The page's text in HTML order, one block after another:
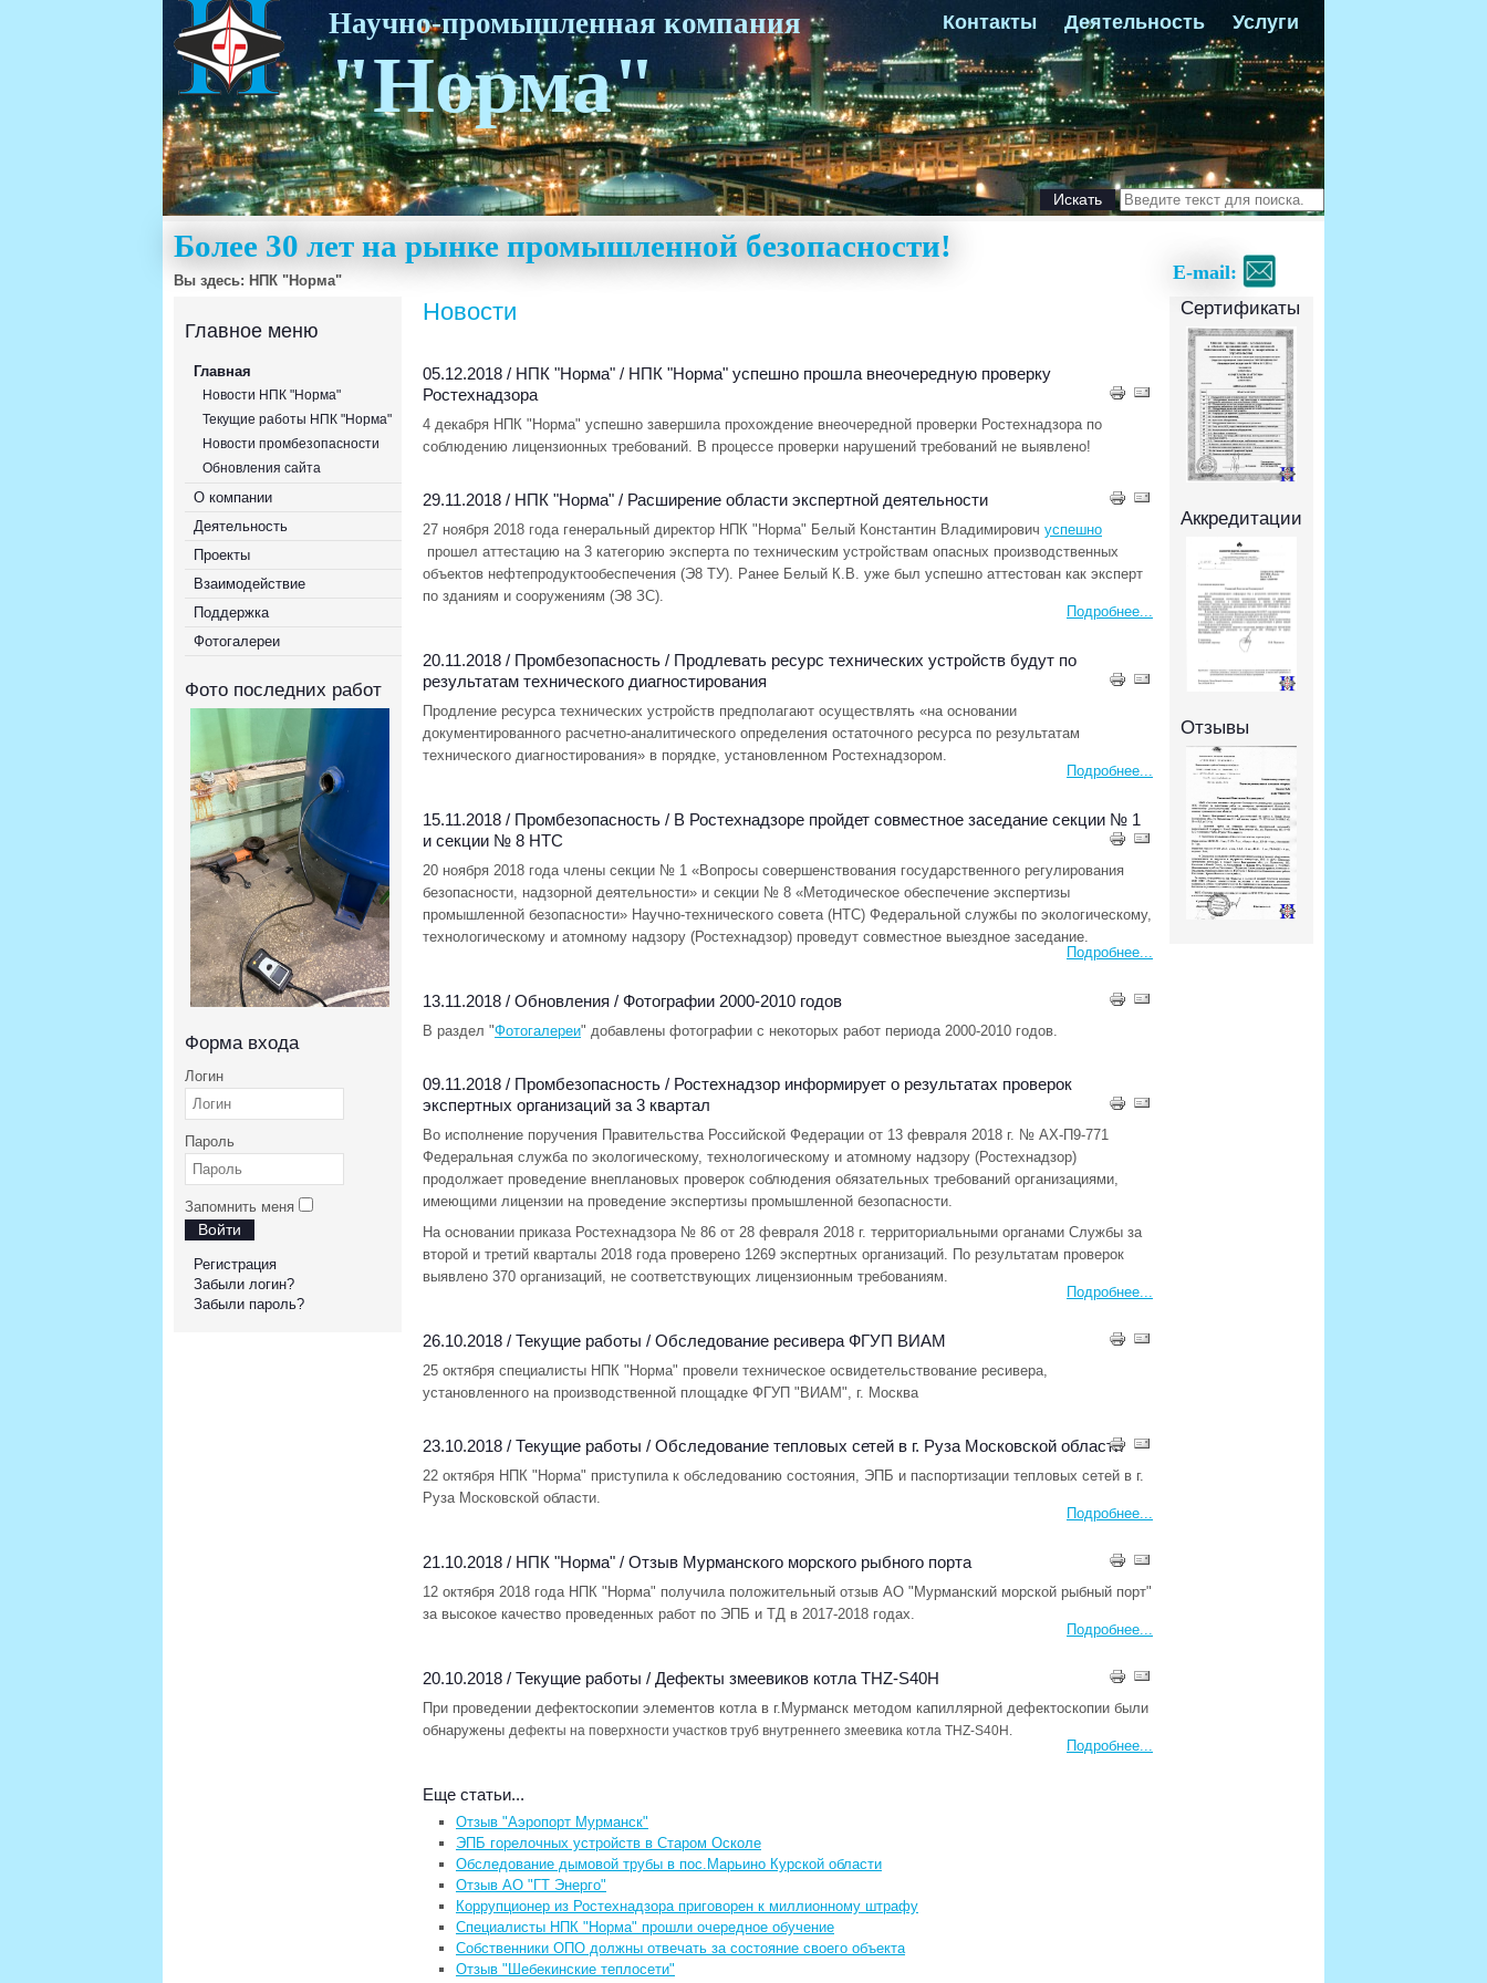
Контакты Деятельность Услуги
Научно-промышленная компания
"Норма"
Искать
E-mail:
Более 30 лет на рынке промышленной безопасности!
Вы здесь: НПК "Норма"
Главное меню
Главная
Новости НПК "Норма"
Текущие работы НПК "Норма"
Новости промбезопасности
Обновления сайта
О компании
Деятельность
Проекты
Взаимодействие
Поддержка
Фотогалереи
Фото последних работ
Форма входа
Логин
Пароль
Запомнить меня
Войти
Регистрация
Забыли логин?
Забыли пароль?
Новости
05.12.2018 / НПК "Норма" / НПК "Норма" успешно прошла внеочередную проверку
Ростехнадзора
4 декабря НПК "Норма" успешно завершила прохождение внеочередной проверки Ростехнадзора по
соблюдению лицензионных требований. В процессе проверки нарушений требований не выявлено!
29.11.2018 / НПК "Норма" / Расширение области экспертной деятельности
27 ноября 2018 года генеральный директор НПК "Норма" Белый Константин Владимирович успешно
прошел аттестацию на 3 категорию эксперта по техническим устройствам опасных производственных
объектов нефтепродуктообеспечения (Э8 ТУ). Ранее Белый К.В. уже был успешно аттестован как эксперт
по зданиям и сооружениям (Э8 ЗС).
Подробнее...
20.11.2018 / Промбезопасность / Продлевать ресурс технических устройств будут по
результатам технического диагностирования
Продление ресурса технических устройств предполагают осуществлять «на основании
документированного расчетно-аналитического определения остаточного ресурса по результатам
технического диагностирования» в порядке, установленном Ростехнадзором.
Подробнее...
15.11.2018 / Промбезопасность / В Ростехнадзоре пройдет совместное заседание секции № 1
и секции № 8 НТС
20 ноября 2018 года члены секции № 1 «Вопросы совершенствования государственного регулирования
безопасности, надзорной деятельности» и секции № 8 «Методическое обеспечение экспертизы
промышленной безопасности» Научно-технического совета (НТС) Федеральной службы по экологическому,
технологическому и атомному надзору (Ростехнадзор) проведут совместное выездное заседание.
Подробнее...
13.11.2018 / Обновления / Фотографии 2000-2010 годов
В раздел "Фотогалереи" добавлены фотографии с некоторых работ периода 2000-2010 годов.
09.11.2018 / Промбезопасность / Ростехнадзор информирует о результатах проверок
экспертных организаций за 3 квартал
Во исполнение поручения Правительства Российской Федерации от 13 февраля 2018 г. № АХ-П9-771
Федеральная служба по экологическому, технологическому и атомному надзору (Ростехнадзор)
продолжает проведение внеплановых проверок соблюдения обязательных требований организациями,
имеющими лицензии на проведение экспертизы промышленной безопасности.
На основании приказа Ростехнадзора № 86 от 28 февраля 2018 г. территориальными органами Службы за
второй и третий кварталы 2018 года проверено 1269 экспертных организаций. По результатам проверок
выявлено 370 организаций, не соответствующих лицензионным требованиям.
Подробнее...
26.10.2018 / Текущие работы / Обследование ресивера ФГУП ВИАМ
25 октября специалисты НПК "Норма" провели техническое освидетельствование ресивера,
установленного на производственной площадке ФГУП "ВИАМ", г. Москва
23.10.2018 / Текущие работы / Обследование тепловых сетей в г. Руза Московской области
22 октября НПК "Норма" приступила к обследованию состояния, ЭПБ и паспортизации тепловых сетей в г.
Руза Московской области.
Подробнее...
21.10.2018 / НПК "Норма" / Отзыв Мурманского морского рыбного порта
12 октября 2018 года НПК "Норма" получила положительный отзыв АО "Мурманский морской рыбный порт"
за высокое качество проведенных работ по ЭПБ и ТД в 2017-2018 годах.
Подробнее...
20.10.2018 / Текущие работы / Дефекты змеевиков котла THZ-S40H
При проведении дефектоскопии элементов котла в г.Мурманск методом капиллярной дефектоскопии были
обнаружены дефекты на поверхности участков труб внутреннего змеевика котла ТНZ-S40H.
Подробнее...
Еще статьи...
Отзыв "Аэропорт Мурманск"
ЭПБ горелочных устройств в Старом Осколе
Обследование дымовой трубы в пос.Марьино Курской области
Отзыв АО "ГТ Энерго"
Коррупционер из Ростехнадзора приговорен к миллионному штрафу
Специалисты НПК "Норма" прошли очередное обучение
Собственники ОПО должны отвечать за состояние своего объекта
Отзыв "Шебекинские теплосети"
Сертификаты
Аккредитации
Отзывы